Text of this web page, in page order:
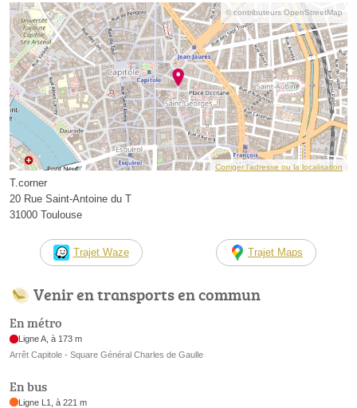
© contributeurs OpenStreetMap
Corriger l’adresse ou la localisation
T.corner
20 Rue Saint-Antoine du T
31000 Toulouse
Trajet Waze Trajet Maps
Venir en transports en commun
En métro
Ligne A, à 173 m
Arrêt Capitole - Square Général Charles de Gaulle
En bus
Ligne L1, à 221 m